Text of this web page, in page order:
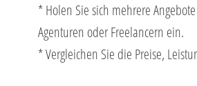
* Holen Sie sich mehrere
Agenturen oder Freelancern ein.
* Vergleichen Sie die Preise,